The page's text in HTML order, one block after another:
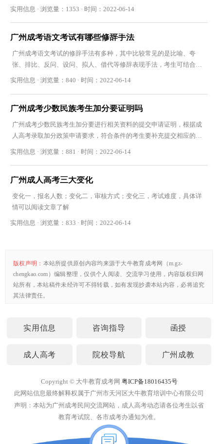
实用信息 · 浏览量：1353 · 时间：2022-06-14
广州成考语文考试有哪些修辞手法
广州成考语文考试的修辞手法有多种，其中比较常见的是比喻、夸
张、排比、反问、设问、拟人、借代等修辞表现手法，考生可结合大
纲复习内容复习
实用信息 · 浏览量：840 · 时间：2022-06-14
广州成考少数民族考生加分要证明吗
广州成考少数民族考生加分要进行相关资料的提交申请证明，根据成
人高考录取加分政策申请要求，符合条件的考生要补充提交相应的资
料
实用信息 · 浏览量：881 · 时间：2022-06-14
广州成人高考三大变化
变化一，报名人数；变化二，审核方式；变化三，考试难度，具体详
情可以阅读文章了解
实用信息 · 浏览量：833 · 时间：2022-06-14
版权声明： 本站所提供原创内容均来源于大牛教育成考网（m.gz-
chengkao.com）编辑整理，仅供个人阅读、交流学习使用，内容版权归网
站所有，本站稿件未经许可不得转载，如有发现抄袭本站内容，必将追究
其法律责任。
实用信息 咨询指导 函授
成人高考 院校导航 广州成教
Copyright © 大牛教育成考网 粤ICP备18016435号
此网站信息最终解释权属于广州市天河区大牛教育培训中心有限公司
声明：本站为广州成考民间交流网站，成人高考动态请各位考生以省
教育考试院、各市成考办通知为准。